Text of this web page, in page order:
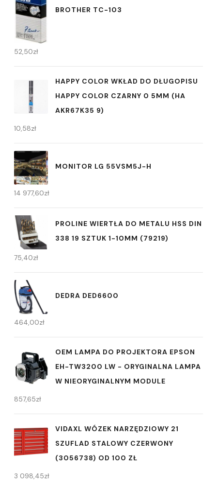
BROTHER TC-103
52,50zł
HAPPY COLOR WKŁAD DO DŁUGOPISU
HAPPY COLOR CZARNY 0 5MM (HA
AKR67K35 9)
10,58zł
MONITOR LG 55VSM5J-H
14 977,60zł
PROLINE WIERTŁA DO METALU HSS DIN
338 19 SZTUK 1-10MM (79219)
75,40zł
DEDRA DED6600
464,00zł
OEM LAMPA DO PROJEKTORA EPSON
EH-TW3200 LW - ORYGINALNA LAMPA
W NIEORYGINALNYM MODULE
857,65zł
VIDAXL WÓZEK NARZĘDZIOWY 21
SZUFLAD STALOWY CZERWONY
(3056738) OD 100 ZŁ
3 098,45zł